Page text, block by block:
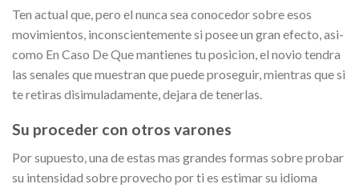
Ten actual que, pero el nunca sea conocedor sobre esos
movimientos, inconscientemente si posee un gran efecto, asi­
como En Caso De Que mantienes tu posicion, el novio tendra
las senales que muestran que puede proseguir, mientras que si
te retiras disimuladamente, dejara de tenerlas.
Su proceder con otros varones
Por supuesto, una de estas mas grandes formas sobre probar
su intensidad sobre provecho por ti es estimar su idioma